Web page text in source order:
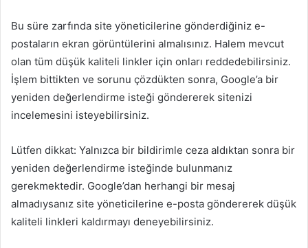
Bu süre zarfında site yöneticilerine gönderdiğiniz e-
postaların ekran görüntülerini almalısınız. Halem mevcut
olan tüm düşük kaliteli linkler için onları reddedebilirsiniz.
İşlem bittikten ve sorunu çözdükten sonra, Google’a bir
yeniden değerlendirme isteği göndererek sitenizi
incelemesini isteyebilirsiniz.
Lütfen dikkat: Yalnızca bir bildirimle ceza aldıktan sonra bir
yeniden değerlendirme isteğinde bulunmanız
gerekmektedir. Google’dan herhangi bir mesaj
almadıysanız site yöneticilerine e-posta göndererek düşük
kaliteli linkleri kaldırmayı deneyebilirsiniz.